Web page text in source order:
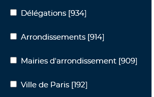
Délégations
Délégations [934]
Arrondissements
Arrondissements [914]
Mairies d'arrondissement
Mairies d'arrondissement [909]
Ville de Paris
Ville de Paris [192]